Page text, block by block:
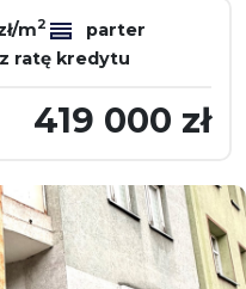
m2
parter
ratę kredytu
419 000 zł